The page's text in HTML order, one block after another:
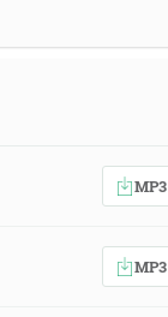
MP3
MP3